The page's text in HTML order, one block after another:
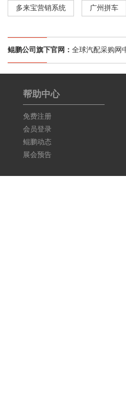
多来宝营销系统 广州拼车
鲲鹏公司旗下官网： 全球汽配采购网
帮助中心
免费注册
会员登录
鲲鹏动态
展会预告